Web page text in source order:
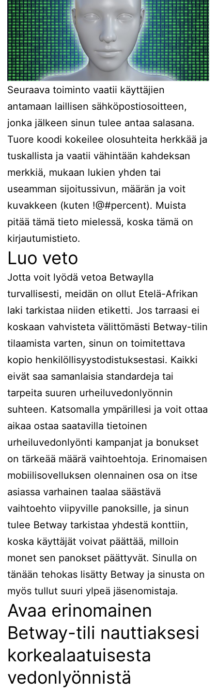
Seuraava toiminto vaatii käyttäjien
antamaan laillisen sähköpostiosoitteen,
jonka jälkeen sinun tulee antaa salasana.
Tuore koodi kokeilee olosuhteita herkkää ja
tuskallista ja vaatii vähintään kahdeksan
merkkiä, mukaan lukien yhden tai
useamman sijoitussivun, määrän ja voit
kuvakkeen (kuten !@#percent). Muista
pitää tämä tieto mielessä, koska tämä on
kirjautumistieto.
Luo veto
Jotta voit lyödä vetoa Betwaylla
turvallisesti, meidän on ollut Etelä-Afrikan
laki tarkistaa niiden etiketti. Jos tarraasi ei
koskaan vahvisteta välittömästi Betway-tilin
tilaamista varten, sinun on toimitettava
kopio henkilöllisyystodistuksestasi. Kaikki
eivät saa samanlaisia ​​standardeja tai
tarpeita suuren urheiluvedonlyönnin
suhteen. Katsomalla ympärillesi ja voit ottaa
aikaa ostaa saatavilla tietoinen
urheiluvedonlyönti kampanjat ja bonukset
on tärkeää määrä vaihtoehtoja. Erinomaisen
mobiilisovelluksen olennainen osa on itse
asiassa varhainen taalaa säästävä
vaihtoehto viipyville panoksille, ja sinun
tulee Betway tarkistaa yhdestä konttiin,
koska käyttäjät voivat päättää, milloin
monet sen panokset päättyvät. Sinulla on
tänään tehokas lisätty Betway ja sinusta on
myös tullut suuri ylpeä jäsenomistaja.
Avaa erinomainen
Betway-tili nauttiaksesi
korkealaatuisesta
vedonlyönnistä